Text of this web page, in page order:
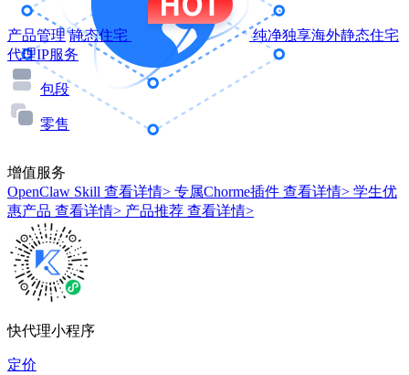
产品管理 静态住宅
纯净独享海外静态住宅
代理IP服务
包段
零售
增值服务
OpenClaw Skill 查看详情> 专属Chorme插件 查看详情> 学生优
惠产品 查看详情> 产品推荐 查看详情>
快代理小程序
定价